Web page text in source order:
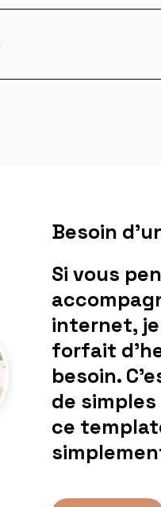
Besoin
Si vous
internet,
forfait
besoin.
de
ce